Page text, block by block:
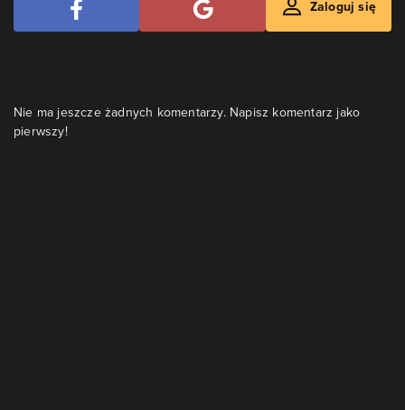
Zaloguj się
Nie ma jeszcze żadnych komentarzy. Napisz komentarz jako
pierwszy!